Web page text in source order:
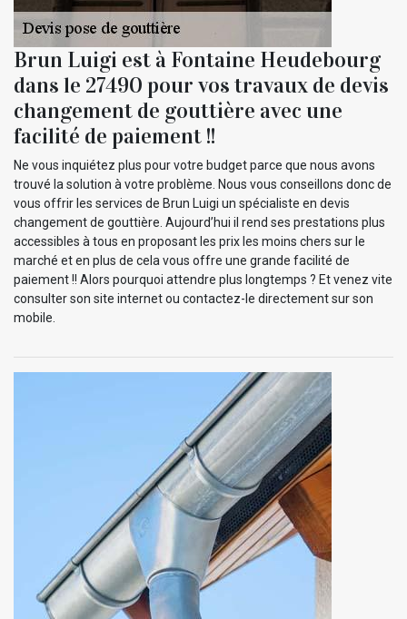
Brun Luigi est à Fontaine Heudebourg
dans le 27490 pour vos travaux de devis
changement de gouttière avec une
facilité de paiement !!
Ne vous inquiétez plus pour votre budget parce que nous avons
trouvé la solution à votre problème. Nous vous conseillons donc de
vous offrir les services de Brun Luigi un spécialiste en devis
changement de gouttière. Aujourd’hui il rend ses prestations plus
accessibles à tous en proposant les prix les moins chers sur le
marché et en plus de cela vous offre une grande facilité de
paiement !! Alors pourquoi attendre plus longtemps ? Et venez vite
consulter son site internet ou contactez-le directement sur son
mobile.